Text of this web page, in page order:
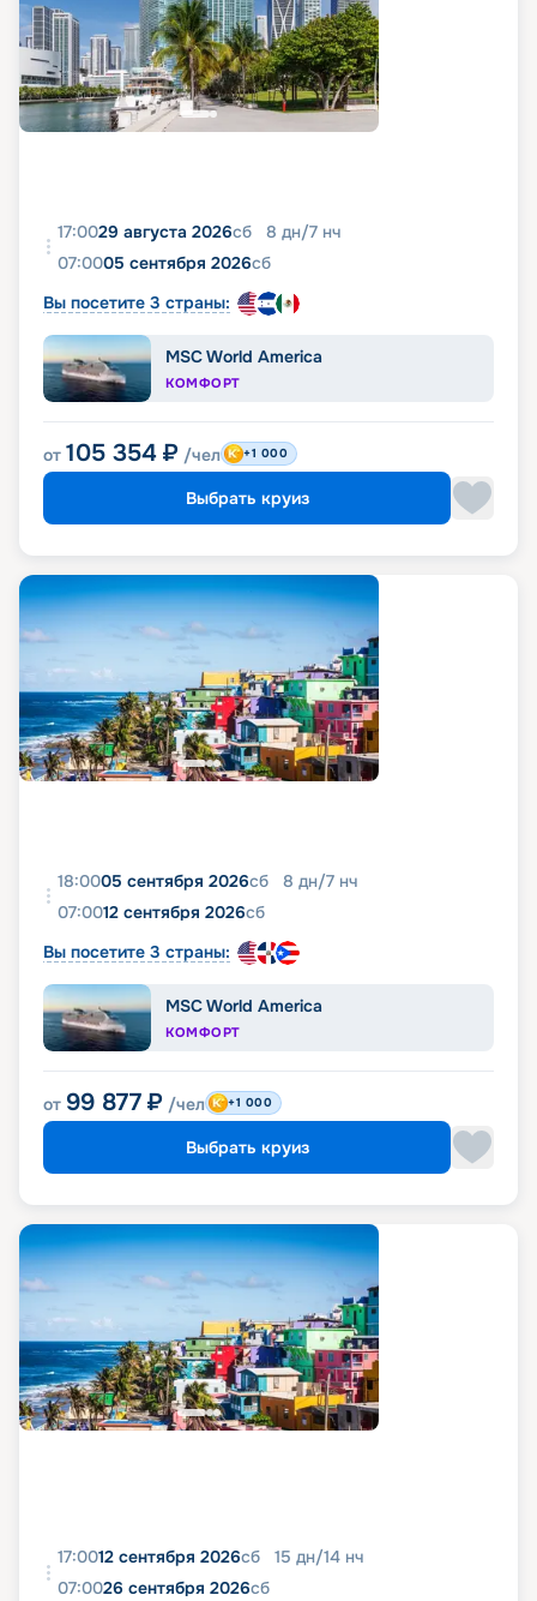
17:0029 августа 2026сб 8 дн/7 нч
07:0005 сентября 2026сб
Вы посетите 3 страны:
MSC World America
КОМФОРТ
от 105 354 ₽ /чел +1 000
Выбрать круиз
18:0005 сентября 2026сб 8 дн/7 нч
07:0012 сентября 2026сб
Вы посетите 3 страны:
MSC World America
КОМФОРТ
от 99 877 ₽ /чел +1 000
Выбрать круиз
17:0012 сентября 2026сб 15 дн/14 нч
07:0026 сентября 2026сб